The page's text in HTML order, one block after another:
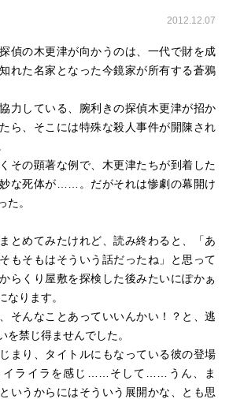
2012.12.07
偵の木更津が向かうのは、一代で財を成
れた名家となった今鏡家が所有する蒼鴉
力している、腕利きの探偵木更津が招か
ら、そこには特殊な殺人事件が開陳され
その顕著な例で、木更津たちが到着した
な死体が……。だがそれは惨劇の幕開け
た。
とめてみたけれど、読み終わると、「あ
もそもはそういう話だったね」と思って
らくり屋敷を探検した後みたいにぽかぁ
なります。
そんなことあっていいんかい！？と、逃
を禁じ得ませんでした。
まり、タイトルにもなっている彼の登場
イライラを感じ……そして……うん、ま
いうからにはそういう展開かな、とも思